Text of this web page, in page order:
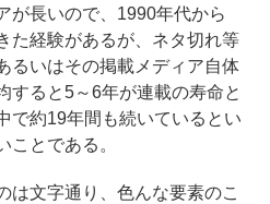
が長いので、1990年代から
た経験があるが、ネタ切れ等
るいはその掲載メディア自体
すると5～6年が連載の寿命と
で約19年間も続いているとい
ことである。
は文字通り、色んな要素のこ